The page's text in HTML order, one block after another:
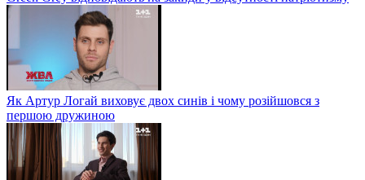
Як Артур Логай виховує двох синів і чому розійшовся з
першою дружиною